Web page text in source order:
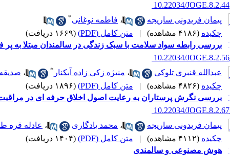
‎ 10.22034/JOGE.8.2.44
پیمان فریدونی ساریجه
، فاطمه نوغانی*
چکیده (۴۱۸۶ مشاهده) | متن کامل (PDF)
(۱۶۶۹ دریافت)
بررسی رابطه سواد سلامت با سبک زندگی در سالمندان مبتلا به
‎ 10.22034/JOGE.8.2.56
عبدالله قنبری تلوکی
، منیژه زکی زاده آبکنار * ، صدیقه
چکیده (۴۸۲۶ مشاهده) | متن کامل (PDF)
(۱۸۹۶ دریافت)
بررسی نگرش پرستاران به رعایت اصول اخلاق حرفه ای در مراقبت
‎ 10.22034/JOGE.8.2.67
پیمان فریدونی ساریجه
، محمد یادگاری ، عادله قره
چکیده (۴۱۱۲ مشاهده) | متن کامل (PDF)
(۱۴۰۴ دریافت)
هوش مصنوعی و سالمندی